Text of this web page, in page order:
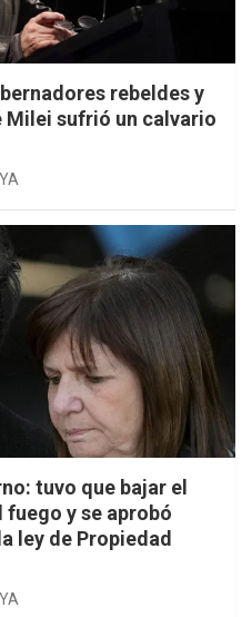
rebeldes y
Milei sufrió un calvario
tuvo que bajar el
y se aprobó
ley de Propiedad